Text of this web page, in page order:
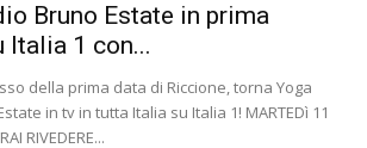
Bruno Estate in prima
Italia 1 con...
della prima data di Riccione, torna Yoga
in tv in tutta Italia su Italia 1! MARTEDì 11
RIVEDERE...